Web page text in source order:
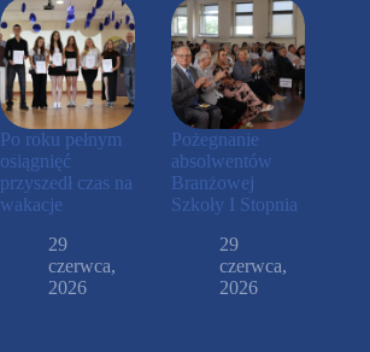
Po roku pełnym
osiągnięć
przyszedł czas na
wakacje
29
czerwca,
2026
Pożegnanie
absolwentów
Branżowej
Szkoły I Stopnia
29
czerwca,
2026